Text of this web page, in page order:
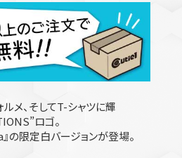
メ、そしてT-シャツに輝
ロゴ。
の限定白バージョンが登場。